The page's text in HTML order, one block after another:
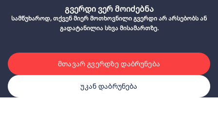
გვერდი ვერ მოიძებნა
სამწუხაროდ, თქვენ მიერ მოთხოვნილი გვერდი არ არსებობს ან
გადატანილია სხვა მისამართზე.
მთავარ გვერდზე დაბრუნება
უკან დაბრუნება